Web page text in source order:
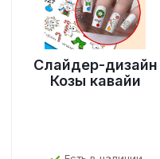
Слайдер-дизайн
Козы кавайи